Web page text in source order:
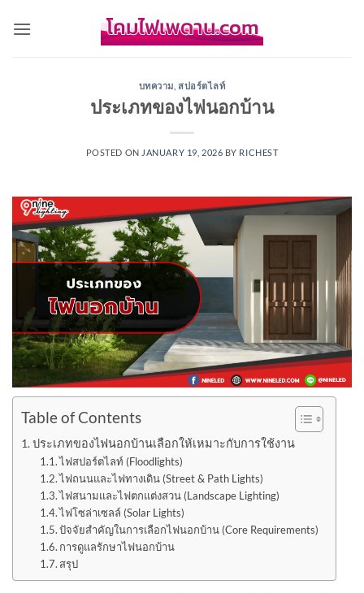
บทความ สปอร์ตไลท์
ประเภทของไฟนอกบ้าน
POSTED ON JANUARY 19, 2026 BY RICHEST
Table of Contents
ประเภทของไฟนอกบ้านเลือกให้เหมาะกับการใช้งาน
ไฟสปอร์ตไลท์ (Floodlights)
ไฟถนนและไฟทางเดิน (Street & Path Lights)
ไฟสนามและไฟตกแต่งสวน (Landscape Lighting)
ไฟโซล่าเซลล์ (Solar Lights)
ปัจจัยสำคัญในการเลือกไฟนอกบ้าน (Core Requirements)
การดูแลรักษาไฟนอกบ้าน
สรุป